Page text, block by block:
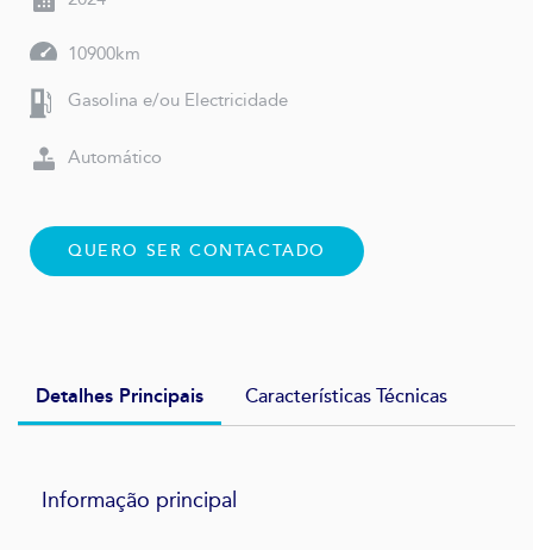
10900km
Gasolina e/ou Electricidade
Automático
QUERO SER CONTACTADO
Detalhes Principais Características Técnicas
Informação principal